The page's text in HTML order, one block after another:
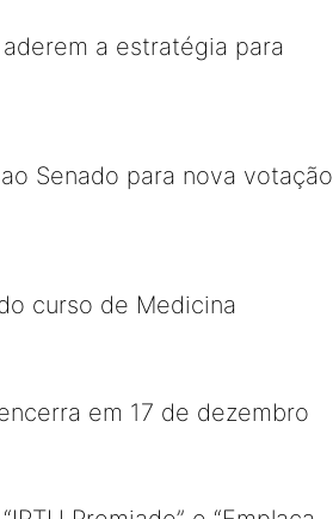
a estratégia para
Senado para nova votação
curso de Medicina
em 17 de dezembro